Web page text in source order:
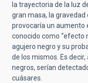
la trayectoria de la luz
gran masa, la
provocaría un aumento
conocido como “efecto
agujero negro y su
de los mismos. Es
negros, serían
cuásares.